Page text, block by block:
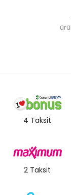
4 Taksit
2 Taksit